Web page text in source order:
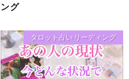
ング
タロット占い リーディング